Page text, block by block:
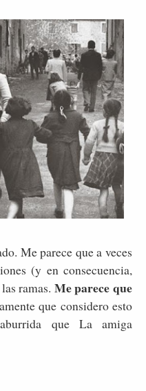
Me parece que a veces
(y en consecuencia,
ramas. Me parece que
que considero esto
que La amiga